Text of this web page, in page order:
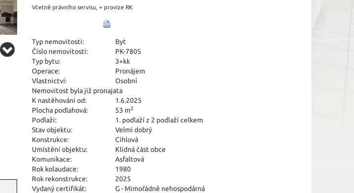
Včetně právního servisu, + provize RK
Typ nemovitosti:
Byt
Číslo nemovitosti:
PK-7805
Typ bytu:
3+kk
Operace:
Pronájem
Vlastnictví:
Osobní
Nemovitost byla již pronajata
K nastěhování od:
1.6.2025
Plocha podlahová:
53 m2
Podlaží:
1. podlaží z 2 podlaží celkem
Stav objektu:
Velmi dobrý
Konstrukce:
Cihlová
Umístění objektu:
Klidná část obce
Komunikace:
Asfaltová
Rok kolaudace:
1980
Rok rekonstrukce:
2025
Vydaný certifikát:
G - Mimořádně nehospodárná